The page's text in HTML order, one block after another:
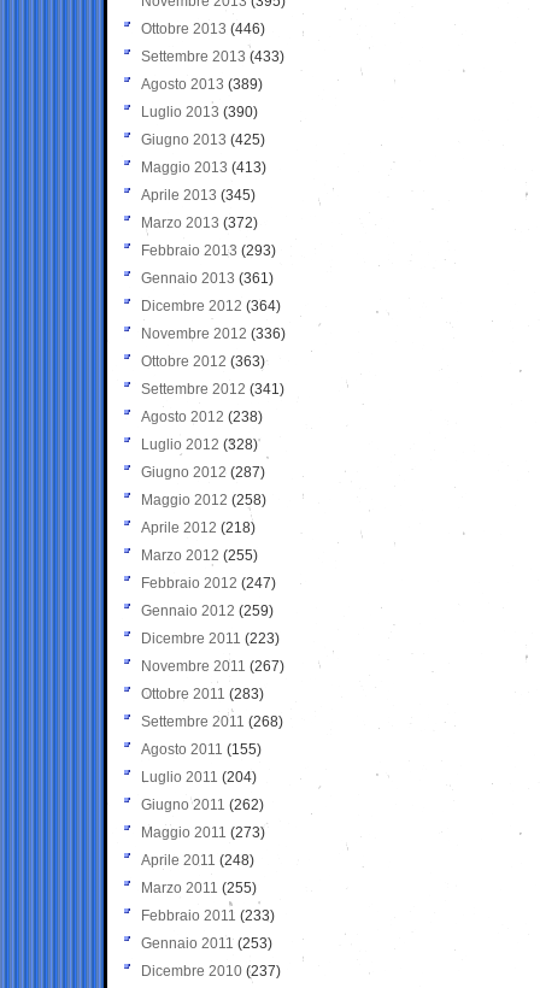
Ottobre 2013 (446)
Settembre 2013 (433)
Agosto 2013 (389)
Luglio 2013 (390)
Giugno 2013 (425)
Maggio 2013 (413)
Aprile 2013 (345)
Marzo 2013 (372)
Febbraio 2013 (293)
Gennaio 2013 (361)
Dicembre 2012 (364)
Novembre 2012 (336)
Ottobre 2012 (363)
Settembre 2012 (341)
Agosto 2012 (238)
Luglio 2012 (328)
Giugno 2012 (287)
Maggio 2012 (258)
Aprile 2012 (218)
Marzo 2012 (255)
Febbraio 2012 (247)
Gennaio 2012 (259)
Dicembre 2011 (223)
Novembre 2011 (267)
Ottobre 2011 (283)
Settembre 2011 (268)
Agosto 2011 (155)
Luglio 2011 (204)
Giugno 2011 (262)
Maggio 2011 (273)
Aprile 2011 (248)
Marzo 2011 (255)
Febbraio 2011 (233)
Gennaio 2011 (253)
Dicembre 2010 (237)